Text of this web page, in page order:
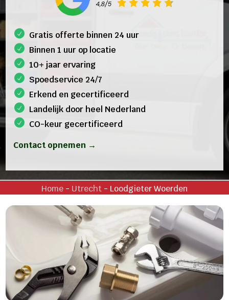
Gratis offerte binnen 24 uur
Binnen 1 uur op locatie
10+ jaar ervaring
Spoedservice 24/7
Erkend en gecertificeerd
Landelijk door heel Nederland
CO-keur gecertificeerd
Contact opnemen →
Home- Utrecht- Loodgieter Woerden